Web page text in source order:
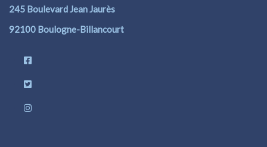
245 Boulevard Jean Jaurès
92100 Boulogne-Billancourt